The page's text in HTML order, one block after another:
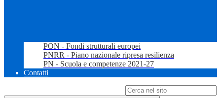
PON - Fondi strutturali europei
PNRR - Piano nazionale ripresa resilienza
PN - Scuola e competenze 2021-27
Contatti